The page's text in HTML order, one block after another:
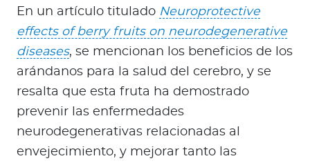
En un artículo titulado Neuroprotective
effects of berry fruits on neurodegenerative
diseases, se mencionan los beneficios de los
arándanos para la salud del cerebro, y se
resalta que esta fruta ha demostrado
prevenir las enfermedades
neurodegenerativas relacionadas al
envejecimiento, y mejorar tanto las